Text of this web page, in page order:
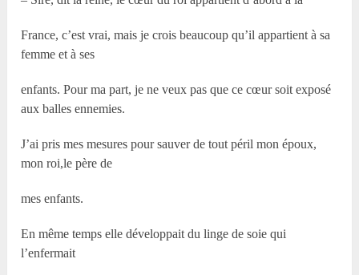
France, c’est vrai, mais je crois beaucoup qu’il appartient à sa
femme et à ses
enfants. Pour ma part, je ne veux pas que ce cœur soit exposé
aux balles ennemies.
J’ai pris mes mesures pour sauver de tout péril mon époux,
mon roi,le père de
mes enfants.
En même temps elle développait du linge de soie qui
l’enfermait